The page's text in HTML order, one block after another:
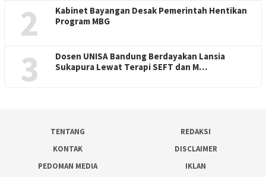
2
Kabinet Bayangan Desak Pemerintah Hentikan
Program MBG
3
Dosen UNISA Bandung Berdayakan Lansia
Sukapura Lewat Terapi SEFT dan M…
TENTANG
REDAKSI
KONTAK
DISCLAIMER
PEDOMAN MEDIA
IKLAN